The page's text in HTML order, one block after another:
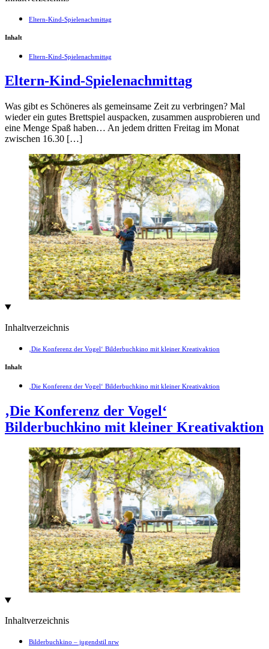
Eltern-Kind-Spielenachmittag
Inhalt
Eltern-Kind-Spielenachmittag
Eltern-Kind-Spielenachmittag
Was gibt es Schöneres als gemeinsame Zeit zu verbringen? Mal
wieder ein gutes Brettspiel auspacken, zusammen ausprobieren und
eine Menge Spaß haben… An jedem dritten Freitag im Monat
zwischen 16.30 […]
Inhaltverzeichnis
‚Die Konferenz der Vogel‘ Bilderbuchkino mit kleiner Kreativaktion
Inhalt
‚Die Konferenz der Vogel‘ Bilderbuchkino mit kleiner Kreativaktion
‚Die Konferenz der Vogel‘
Bilderbuchkino mit kleiner Kreativaktion
Inhaltverzeichnis
Bilderbuchkino – jugendstil nrw